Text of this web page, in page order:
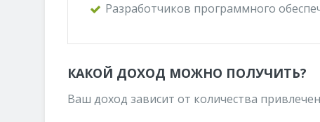
Разработчиков программного
КАКОЙ ДОХОД МОЖНО ПОЛУЧИТЬ?
Ваш доход зависит от количества